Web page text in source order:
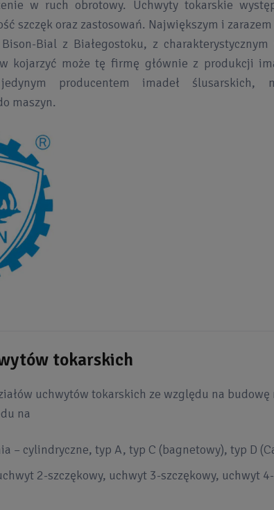
w ruch obrotowy. Uchwyty tokarskie
szczęk oraz zastosowań. Największym i
Bial z Białegostoku, z
kojarzyć może tę firmę głównie z produkcji
producentem imadeł ślusarskich,
maszyn.
tokarskich
uchwytów tokarskich ze względu na budowę
na
– cylindryczne, typ A, typ C (bagnetowy), typ D
2-szczękowy, uchwyt 3-szczękowy, uchwyt